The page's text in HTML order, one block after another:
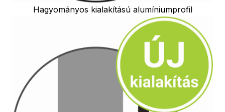
Hagyományos kialakítású alumíniumprofil